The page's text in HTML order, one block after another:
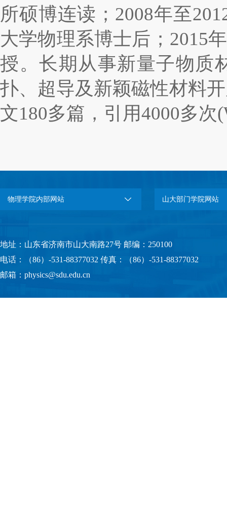
所硕博连读 ； 2008年至
大学物理系博士后； 2015年
授。 长期从事新量子物质
扑、超导及新颖磁性材料
文180多篇 ，引用4000多次
物理学院内部网站 山大部门学院网站
地址：山东省济南市山大南路27号 邮编：250100
电话：（86）-531-88377032 传真：（86）-531-88377032
邮箱：physics@sdu.edu.cn